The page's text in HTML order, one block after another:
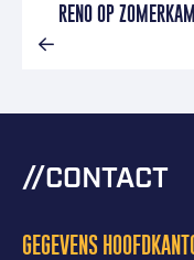
RENO OP
CONTACT
GEGEVENS